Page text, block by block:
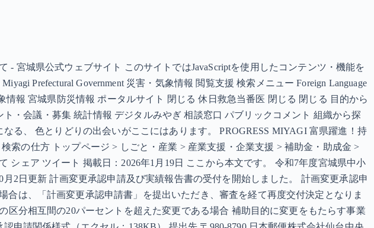
宮城県公式ウェブサイト このサイトではJavaScriptを使用したコンテンツ・機能を
Prefectural Government 災害・気象情報 閲覧支援 検索メニュー Foreign Language
報 宮城県防災情報 ポータルサイト 閉じる 休日救急当番医 閉じる 閉じる 目的から
・会議・募集 統計情報 デジタルみやぎ 相談窓口 パブリックコメント 組織から探
る、 色とりどりの出会いがここにはあります。 PROGRESS MIYAGI 富県躍進！持
索の仕方 トップページ > しごと・産業 > 産業支援・企業支援 > 補助金・助成金 >
ェア ツイート 掲載日：2026年1月19日 ここから本文です。 令和7年度宮城県中小
2日更新 計画変更承認申請及び実績報告書の受付を開始しました。 計画変更承認申
は、「計画変更承認申請書」を提出いただき、審査を経て再度交付決定となりま
分相互間の20パーセントを超えた変更である場合 補助目的に変更をもたらす事業